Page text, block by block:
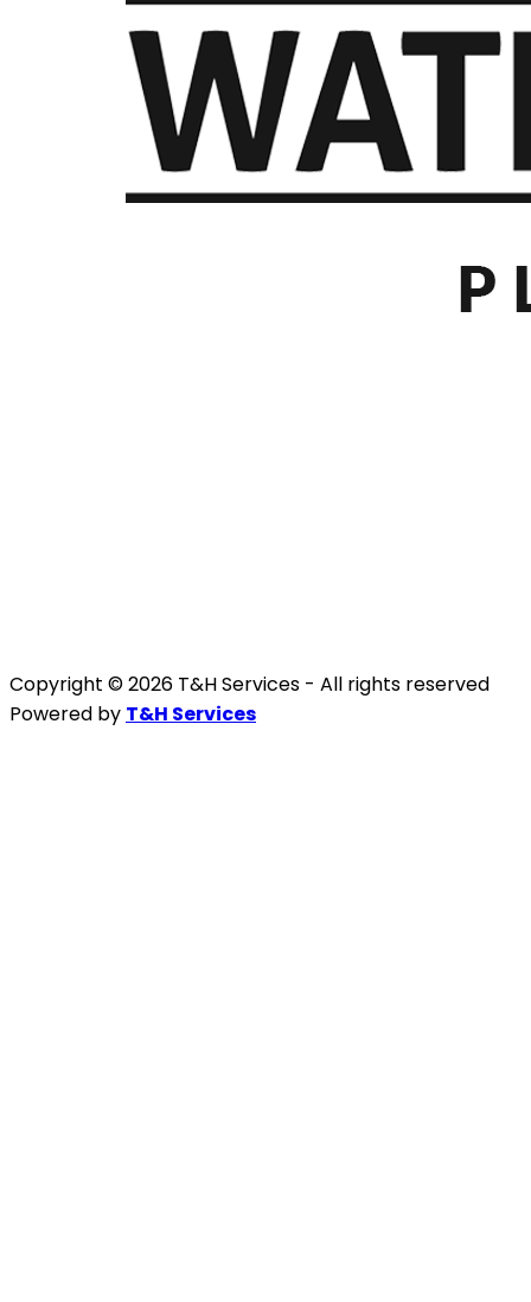
Copyright © 2026 T&H Services - All rights reserved
Powered by T&H Services